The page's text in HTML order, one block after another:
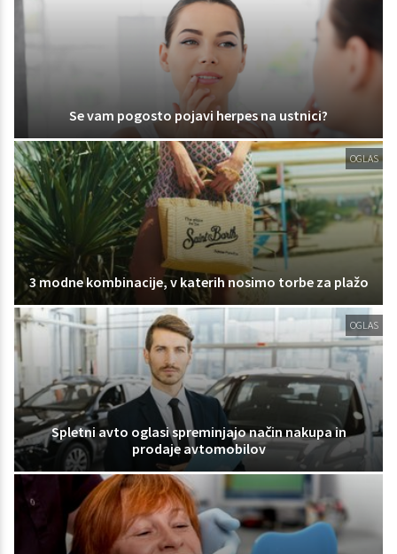
Se vam pogosto pojavi herpes na ustnici?
OGLAS
3 modne kombinacije, v katerih nosimo torbe za plažo
OGLAS
Spletni avto oglasi spreminjajo način nakupa in
prodaje avtomobilov